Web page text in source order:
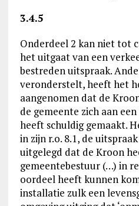
3.4.5
Onderdeel 2 kan niet tot
het uitgaat van een
bestreden uitspraak.
veronderstelt, heeft het
aangenomen dat de
de gemeente zich aan
heeft schuldig gemaakt.
in zijn r.o. 8.1, de
uitgelegd dat de Kroon
gemeentebestuur (…) in
oordeel heeft kunnen
installatie zulk een